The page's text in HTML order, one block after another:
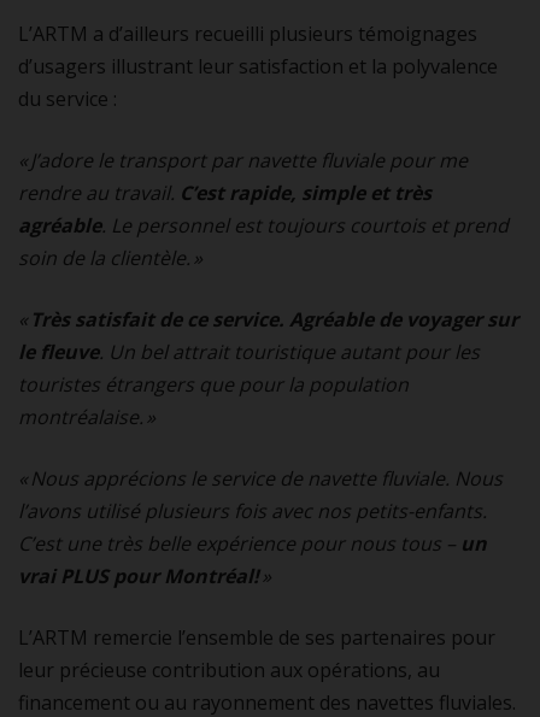
L’ARTM a d’ailleurs recueilli plusieurs témoignages
d’usagers illustrant leur satisfaction et la polyvalence
du service :
« J’adore le transport par navette fluviale pour me
rendre au travail. C’est rapide, simple et très
agréable. Le personnel est toujours courtois et prend
soin de la clientèle. »
« Très satisfait de ce service. Agréable de voyager sur
le fleuve. Un bel attrait touristique autant pour les
touristes étrangers que pour la population
montréalaise. »
« Nous apprécions le service de navette fluviale. Nous
l’avons utilisé plusieurs fois avec nos petits-enfants.
C’est une très belle expérience pour nous tous – un
vrai PLUS pour Montréal!»
L’ARTM remercie l’ensemble de ses partenaires pour
leur précieuse contribution aux opérations, au
financement ou au rayonnement des navettes fluviales.